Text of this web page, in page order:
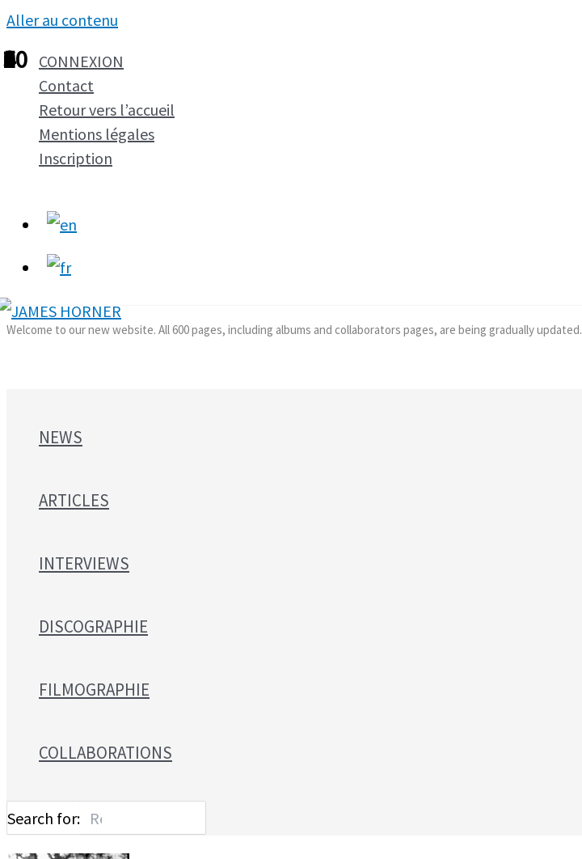
Aller au contenu
CONNEXION
Contact
Retour vers l’accueil
Mentions légales
Inscription
Welcome to our new website. All 600 pages, including albums and collaborators pages, are being gradually updated.
NEWS
ARTICLES
INTERVIEWS
DISCOGRAPHIE
FILMOGRAPHIE
COLLABORATIONS
Search for:
1
2
3
4
5
6
7
8
9
10